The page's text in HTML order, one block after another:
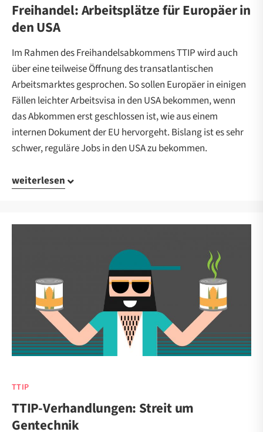
Freihandel: Arbeitsplätze für Europäer in
den USA
Im Rahmen des Freihandelsabkommens TTIP wird auch
über eine teilweise Öffnung des transatlantischen
Arbeitsmarktes gesprochen. So sollen Europäer in einigen
Fällen leichter Arbeitsvisa in den USA bekommen, wenn
das Abkommen erst geschlossen ist, wie aus einem
internen Dokument der EU hervorgeht. Bislang ist es sehr
schwer, reguläre Jobs in den USA zu bekommen.
weiterlesen
TTIP
TTIP-Verhandlungen: Streit um
Gentechnik